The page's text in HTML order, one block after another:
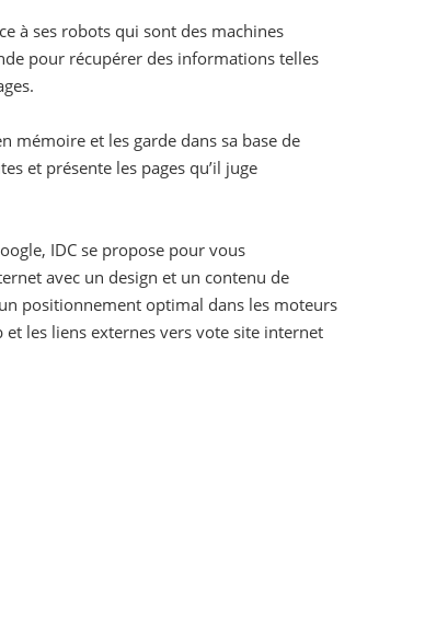
à ses robots qui sont des machines
pour récupérer des informations telles
mémoire et les garde dans sa base de
et présente les pages qu’il juge
IDC se propose pour vous
avec un design et un contenu de
positionnement optimal dans les moteurs
les liens externes vers vote site internet